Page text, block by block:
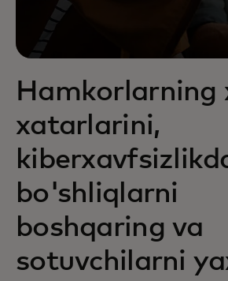
Hamkorlarning
xatarlarini,
bo'shliqlarni
boshqaring va
sotuvchilarni